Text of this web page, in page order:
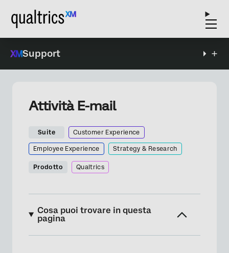
Support
Attività E-mail
Suite Customer Experience
Employee Experience Strategy & Research
Prodotto Qualtrics
Cosa puoi trovare in questa
pagina